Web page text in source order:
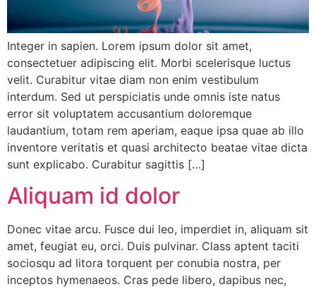
Integer in sapien. Lorem ipsum dolor sit amet,
consectetuer adipiscing elit. Morbi scelerisque luctus
velit. Curabitur vitae diam non enim vestibulum
interdum. Sed ut perspiciatis unde omnis iste natus
error sit voluptatem accusantium doloremque
laudantium, totam rem aperiam, eaque ipsa quae ab illo
inventore veritatis et quasi architecto beatae vitae dicta
sunt explicabo. Curabitur sagittis […]
Aliquam id dolor
Donec vitae arcu. Fusce dui leo, imperdiet in, aliquam sit
amet, feugiat eu, orci. Duis pulvinar. Class aptent taciti
sociosqu ad litora torquent per conubia nostra, per
inceptos hymenaeos. Cras pede libero, dapibus nec,